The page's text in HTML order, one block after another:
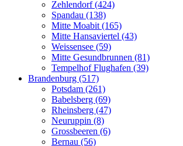
Zehlendorf (424)
Spandau (138)
Mitte Moabit (165)
Mitte Hansaviertel (43)
Weissensee (59)
Mitte Gesundbrunnen (81)
Tempelhof Flughafen (39)
Brandenburg (517)
Potsdam (261)
Babelsberg (69)
Rheinsberg (47)
Neuruppin (8)
Grossbeeren (6)
Bernau (56)